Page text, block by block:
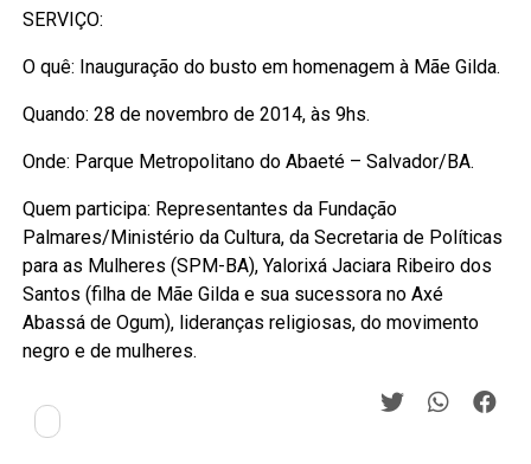
SERVIÇO:
O quê: Inauguração do busto em homenagem à Mãe Gilda.
Quando: 28 de novembro de 2014, às 9hs.
Onde: Parque Metropolitano do Abaeté – Salvador/BA.
Quem participa: Representantes da Fundação
Palmares/Ministério da Cultura, da Secretaria de Políticas
para as Mulheres (SPM-BA), Yalorixá Jaciara Ribeiro dos
Santos (filha de Mãe Gilda e sua sucessora no Axé
Abassá de Ogum), lideranças religiosas, do movimento
negro e de mulheres.